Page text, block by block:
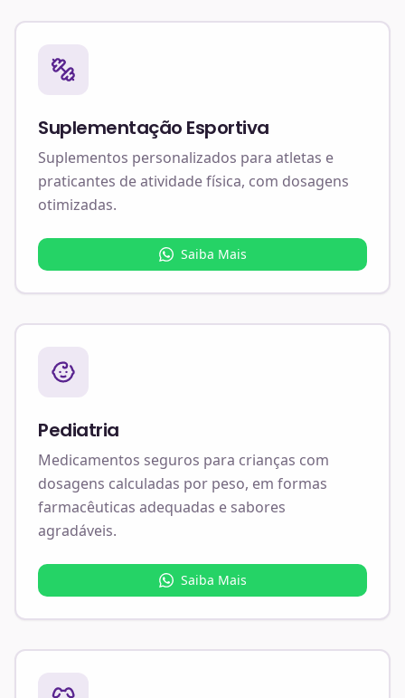
Suplementação Esportiva
Suplementos personalizados para atletas e
praticantes de atividade física, com dosagens
otimizadas.
Saiba Mais
Pediatria
Medicamentos seguros para crianças com
dosagens calculadas por peso, em formas
farmacêuticas adequadas e sabores
agradáveis.
Saiba Mais